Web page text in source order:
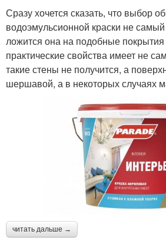
Сразу хочется сказать, что выбор
водоэмульсионной краски не
ложится она на подобные покрытия
практические свойства имеет не
такие стены не получится, а
шершавой, а в некоторых случаях
читать дальше →